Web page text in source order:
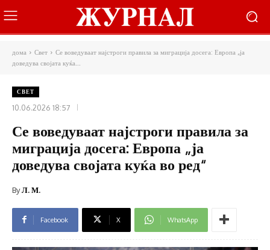
дома Свет
Се воведуваат најстроги правила за миграција досега: Европа „ја
доведува својата куќа...
СВЕТ
10.06.2026 18:57
Се воведуваат најстроги правила за
миграција досега: Европа „ја
доведува својата куќа во ред“
ByЛ. М.
Facebook X WhatsApp